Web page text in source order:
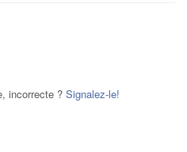
incorrecte ? Signalez-le!